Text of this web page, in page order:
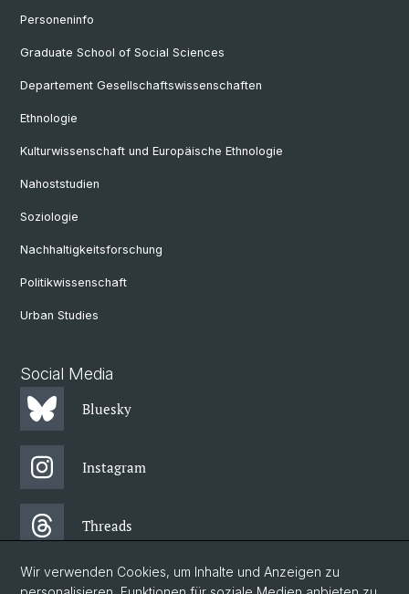
Personeninfo
Graduate School of Social Sciences
Departement Gesellschaftswissenschaften
Ethnologie
Kulturwissenschaft und Europäische Ethnologie
Nahoststudien
Soziologie
Nachhaltigkeitsforschung
Politikwissenschaft
Urban Studies
Social Media
Bluesky
Instagram
Threads
Facebook
Wir verwenden Cookies, um Inhalte und Anzeigen zu